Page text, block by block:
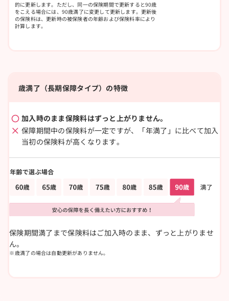
的に更新します。ただし、同一の保険期間で更新すると90歳
をこえる場合には、90歳満了に変更して更新します。更新後
の保険料は、更新時の被保険者の年齢および保険料率により
計算します。
歳満了（長期保障タイプ）の特徴
加入時のまま保険料はずっと上がりません。
保障期間中の保険料が一定ですが、「年満了」に比べて加入
当初の保険料が高くなります。
保険期間満了まで保険料はご加入時のまま、ずっと上がりませ
ん。
歳満了の場合は自動更新がありません。